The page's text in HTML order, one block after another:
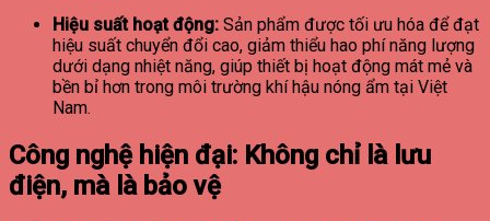
Hiệu suất hoạt động: Sản phẩm được tối ưu hóa để đạt
hiệu suất chuyển đổi cao, giảm thiểu hao phí năng lượng
dưới dạng nhiệt năng, giúp thiết bị hoạt động mát mẻ và
bền bỉ hơn trong môi trường khí hậu nóng ẩm tại Việt
Nam.
Công nghệ hiện đại: Không chỉ là lưu
điện, mà là bảo vệ